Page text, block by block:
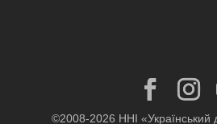
©2008-2026 ННІ «Український